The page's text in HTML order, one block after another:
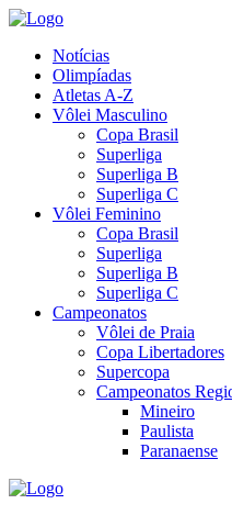
Notícias
Olimpíadas
Atletas A-Z
Vôlei Masculino
Copa Brasil
Superliga
Superliga B
Superliga C
Vôlei Feminino
Copa Brasil
Superliga
Superliga B
Superliga C
Campeonatos
Vôlei de Praia
Copa Libertadores
Supercopa
Campeonatos
Mineiro
Paulista
Paranaense